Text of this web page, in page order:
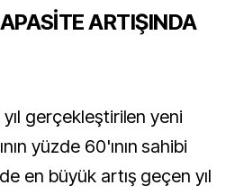
ARTIŞINDA
gerçekleştirilen yeni
yüzde 60'ının sahibi
en büyük artış geçen yıl